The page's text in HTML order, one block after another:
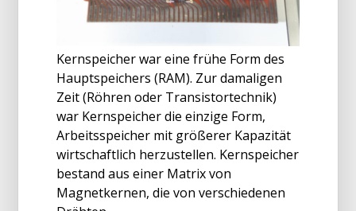
Kernspeicher war eine frühe Form des
Hauptspeichers (RAM). Zur damaligen
Zeit (Röhren oder Transistortechnik)
war Kernspeicher die einzige Form,
Arbeitsspeicher mit größerer Kapazität
wirtschaftlich herzustellen. Kernspeicher
bestand aus einer Matrix von
Magnetkernen, die von verschiedenen